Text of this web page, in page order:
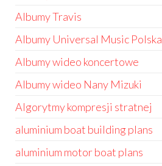
Albumy Travis
Albumy Universal Music Polska
Albumy wideo koncertowe
Albumy wideo Nany Mizuki
Algorytmy kompresji stratnej
aluminium boat building plans
aluminium motor boat plans